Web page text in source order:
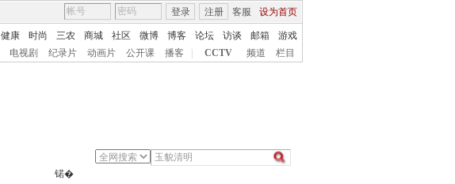
客服 设为首页
登录 注册
健康 时尚 三农 商城 社区 微博 博客 论坛 访谈 邮箱
游戏
电视剧 纪录片 动画片 公开课 播客 CCTV 频道 栏目
锘�